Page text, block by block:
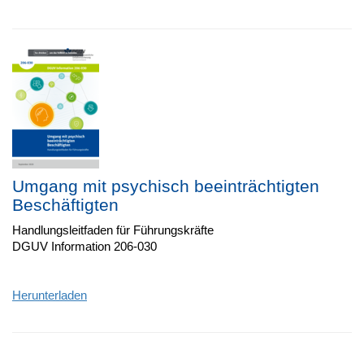
Umgang mit psychisch beeinträchtigten
Beschäftigten
Handlungsleitfaden für Führungskräfte
DGUV Information 206-030
Herunterladen